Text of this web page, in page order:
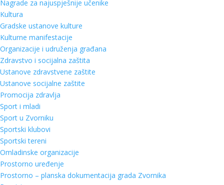
Nagrade za najuspješnije učenike
Kultura
Gradske ustanove kulture
Kulturne manifestacije
Organizacije i udruženja građana
Zdravstvo i socijalna zaštita
Ustanove zdravstvene zaštite
Ustanove socijalne zaštite
Promocija zdravlja
Sport i mladi
Sport u Zvorniku
Sportski klubovi
Sportski tereni
Omladinske organizacije
Prostorno uređenje
Prostorno – planska dokumentacija grada Zvornika